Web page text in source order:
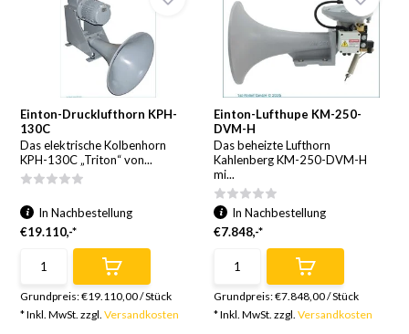
Einton-Drucklufthorn KPH-
130C
Das elektrische Kolbenhorn
KPH-130C „Triton“ von...
In Nachbestellung
€19.110,-*
Grundpreis:€19.110,00/Stück
* Inkl. MwSt. zzgl.Versandkosten
Einton-Lufthupe KM-250-
DVM-H
Das beheizte Lufthorn
Kahlenberg KM-250-DVM-H
mi...
In Nachbestellung
€7.848,-*
Grundpreis:€7.848,00/Stück
* Inkl. MwSt. zzgl. Versandkosten